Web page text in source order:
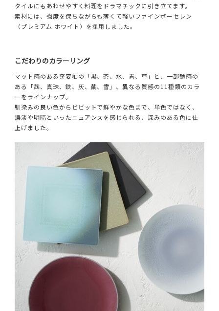
タイルにもあわせやすく料理をドラマチックに引き立てます。
素材には、強度を保ちながらも薄くて軽いファインポーセレン
（プレミアム ホワイト）を採用しました。
こだわりのカラーリング
マット感のある窯変釉の「黒、茶、水、青、草」と、一部艶感の
ある「茜、真珠、鉄、灰、繭、雪」、異なる質感の11種類のカラ
ーをラインナップ。
馴染みの良い色からビビットで鮮やかな色まで、単色ではなく、
濃淡や明暗といったニュアンスを感じられる、深みのある色に仕
上げました。